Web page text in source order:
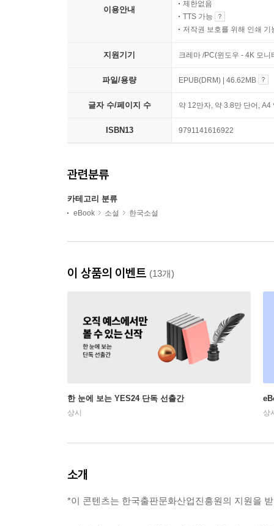
이용안내
제한없음
TTS 가능
저작권 보호를 위해 인쇄 기
지원기기 크레마 /PC(윈도우 - 4K 모
파일/용량 EPUB(DRM) | 46.62MB
글자 수/페이지 수 약 12만자, 약 3.8만 단어,
ISBN13 9791141616922
관련분류
카테고리 분류
eBook 소설 한국소설
이 상품의 이벤트 (13개)
한 눈에 보는 YES24 단독 선출간
상시 상
소개
*이 콘텐츠는 한국출판문화산업진흥원의 지원을